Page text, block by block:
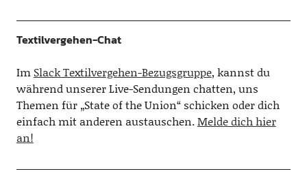
Textilvergehen-Chat
Im Slack Textilvergehen-Bezugsgruppe, kannst du
während unserer Live-Sendungen chatten, uns
Themen für „State of the Union“ schicken oder dich
einfach mit anderen austauschen.Melde dich hier
an!